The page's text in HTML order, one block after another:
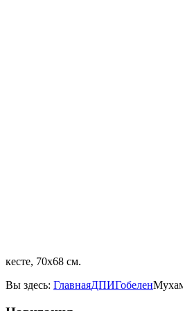
кесте, 70х68 см.
Вы здесь: ГлавнаяДПИГобелен